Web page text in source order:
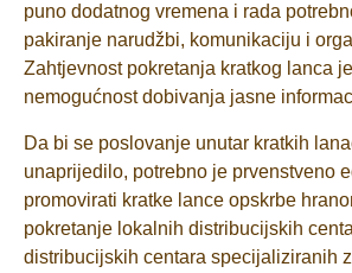
puno dodatnog vremena i rada
pakiranje narudžbi, komunikaciju i
Zahtjevnost pokretanja kratkog lanca
nemogućnost dobivanja jasne
Da bi se poslovanje unutar kratkih
unaprijedilo, potrebno je prvenstveno
promovirati kratke lance opskrbe
pokretanje lokalnih distribucijskih
distribucijskih centara specijaliziranih